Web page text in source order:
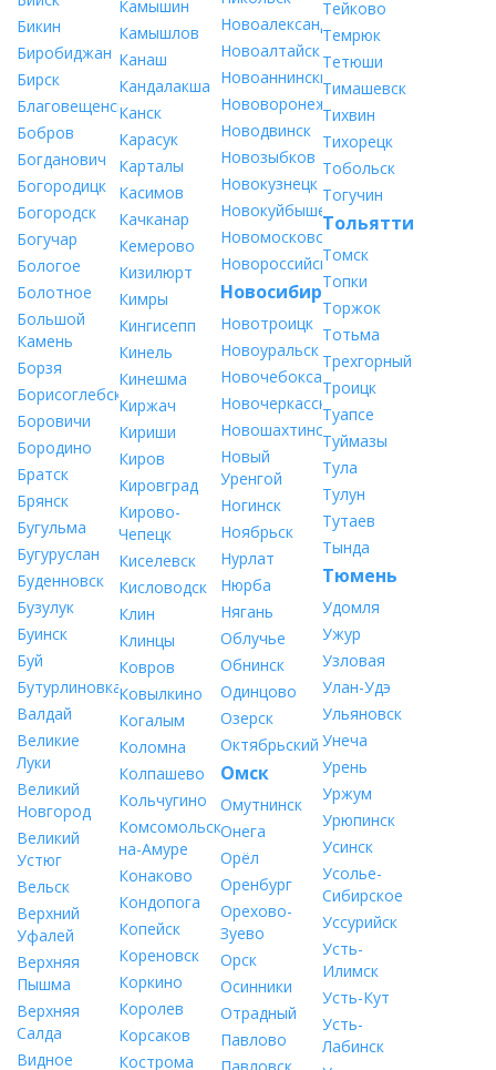
Бикин
Биробиджан
Бирск
Благовещенск
Бобров
Богданович
Богородицк
Богородск
Богучар
Бологое
Болотное
Большой
Камень
Борзя
Борисоглебск
Боровичи
Бородино
Братск
Брянск
Бугульма
Бугуруслан
Буденновск
Бузулук
Буинск
Буй
Бутурлиновка
Валдай
Великие
Луки
Великий
Новгород
Великий
Устюг
Вельск
Верхний
Уфалей
Верхняя
Пышма
Верхняя
Салда
Видное
Камышин
Камышлов
Канаш
Кандалакша
Канск
Карасук
Карталы
Касимов
Качканар
Кемерово
Кизилюрт
Кимры
Кингисепп
Кинель
Кинешма
Киржач
Кириши
Киров
Кировград
Кирово-
Чепецк
Киселевск
Кисловодск
Клин
Клинцы
Ковров
Ковылкино
Когалым
Коломна
Колпашево
Кольчугино
Комсомольск-
на-Амуре
Конаково
Кондопога
Копейск
Кореновск
Коркино
Королев
Корсаков
Кострома
Новоалександровск
Новоалтайск
Новоаннинский
Нововоронеж
Новодвинск
Новозыбков
Новокузнецк
Новокуйбышевск
Новомосковск
Новороссийск
Новосибирск
Новотроицк
Новоуральск
Новочебоксарск
Новочеркасск
Новошахтинск
Новый
Уренгой
Ногинск
Ноябрьск
Нурлат
Нюрба
Нягань
Облучье
Обнинск
Одинцово
Озерск
Октябрьский
Омск
Омутнинск
Онега
Орёл
Оренбург
Орехово-
Зуево
Орск
Осинники
Отрадный
Павлово
Тейково
Темрюк
Тетюши
Тимашевск
Тихвин
Тихорецк
Тобольск
Тогучин
Тольятти
Томск
Топки
Торжок
Тотьма
Трехгорный
Троицк
Туапсе
Туймазы
Тула
Тулун
Тутаев
Тында
Тюмень
Удомля
Ужур
Узловая
Улан-Удэ
Ульяновск
Унеча
Урень
Уржум
Урюпинск
Усинск
Усолье-
Сибирское
Уссурийск
Усть-
Илимск
Усть-Кут
Усть-
Лабинск